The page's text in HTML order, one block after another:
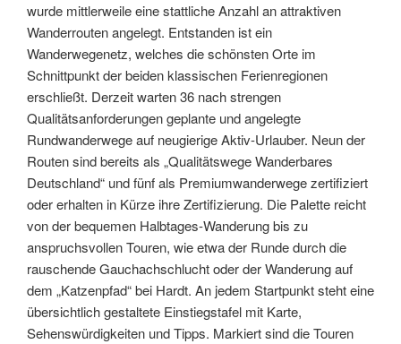
wurde mittlerweile eine stattliche Anzahl an attraktiven
Wanderrouten angelegt. Entstanden ist ein
Wanderwegenetz, welches die schönsten Orte im
Schnittpunkt der beiden klassischen Ferienregionen
erschließt. Derzeit warten 36 nach strengen
Qualitätsanforderungen geplante und angelegte
Rundwanderwege auf neugierige Aktiv-Urlauber. Neun der
Routen sind bereits als „Qualitätswege Wanderbares
Deutschland“ und fünf als Premiumwanderwege zertifiziert
oder erhalten in Kürze ihre Zertifizierung. Die Palette reicht
von der bequemen Halbtages-Wanderung bis zu
anspruchsvollen Touren, wie etwa der Runde durch die
rauschende Gauchachschlucht oder der Wanderung auf
dem „Katzenpfad“ bei Hardt. An jedem Startpunkt steht eine
übersichtlich gestaltete Einstiegstafel mit Karte,
Sehenswürdigkeiten und Tipps. Markiert sind die Touren